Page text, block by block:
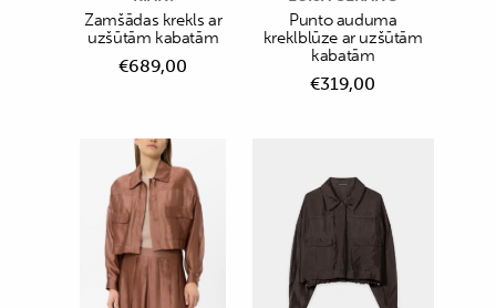
Zamšādas krekls ar
uzšūtām kabatām
€689,00
Punto auduma
kreklblūze ar uzšūtām
kabatām
€319,00